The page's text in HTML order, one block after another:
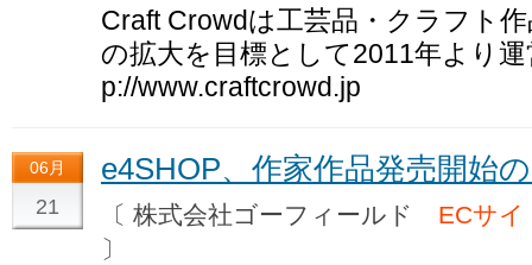
Craft Crowdは工芸品・クラフト
の拡大を目標として2011年より
p://www.craftcrowd.jp
06月
21
e4SHOP、作家作品発売開始
〔 株式会社ゴーフィールド ECサ
〕